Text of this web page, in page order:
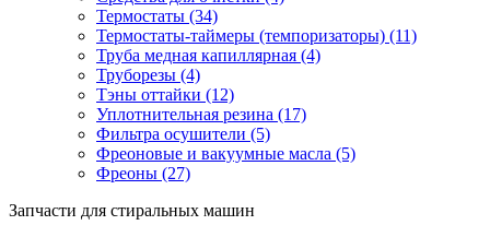
Термостаты (34)
Термостаты-таймеры (темпоризаторы) (11)
Труба медная капиллярная (4)
Труборезы (4)
Тэны оттайки (12)
Уплотнительная резина (17)
Фильтра осушители (5)
Фреоновые и вакуумные масла (5)
Фреоны (27)
Запчасти для стиральных машин